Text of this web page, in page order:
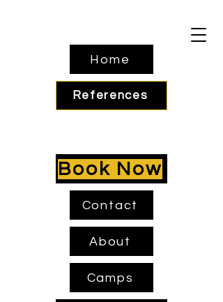
Home
About
Camps
Contact
Book Now
References